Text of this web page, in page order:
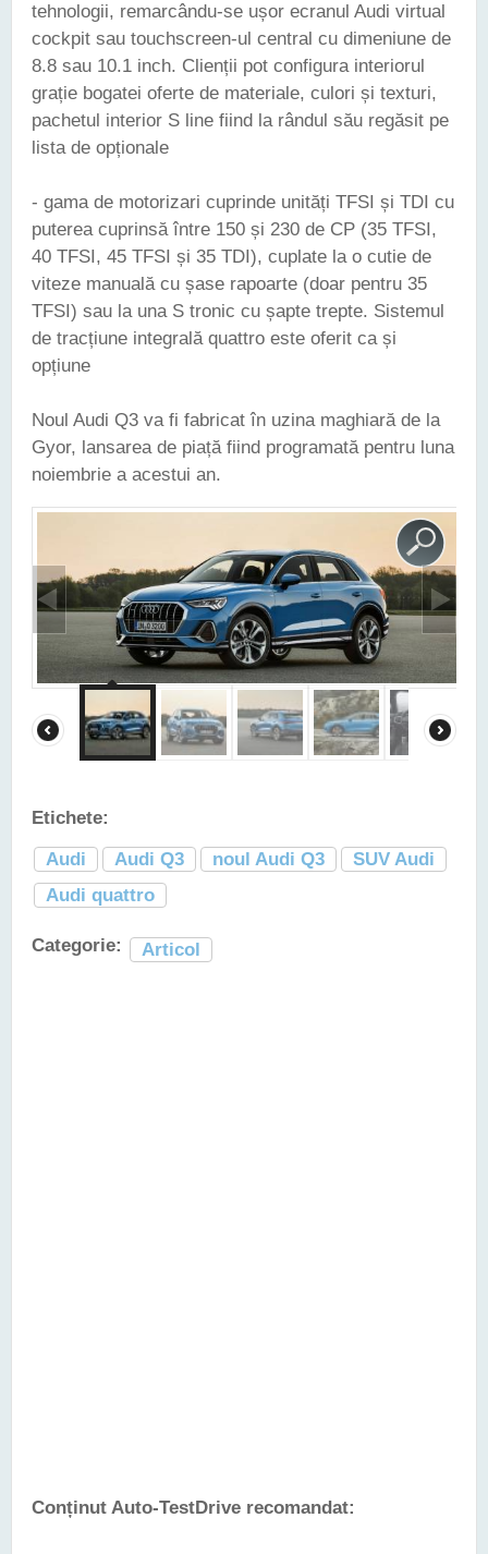
tehnologii, remarcându-se ușor ecranul Audi virtual
cockpit sau touchscreen-ul central cu dimeniune de
8.8 sau 10.1 inch. Clienții pot configura interiorul
grație bogatei oferte de materiale, culori și texturi,
pachetul interior S line fiind la rândul său regăsit pe
lista de opționale
- gama de motorizari cuprinde unități TFSI și TDI cu
puterea cuprinsă între 150 și 230 de CP (35 TFSI,
40 TFSI, 45 TFSI și 35 TDI), cuplate la o cutie de
viteze manuală cu șase rapoarte (doar pentru 35
TFSI) sau la una S tronic cu șapte trepte. Sistemul
de tracțiune integrală quattro este oferit ca și
opțiune
Noul Audi Q3 va fi fabricat în uzina maghiară de la
Gyor, lansarea de piață fiind programată pentru luna
noiembrie a acestui an.
Etichete:
Audi
Audi Q3 noul Audi Q3
SUV Audi
Audi quattro
Categorie: Articol
Conținut Auto-TestDrive recomandat: